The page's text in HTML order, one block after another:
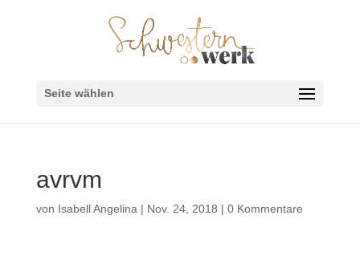
Seite wählen
avrvm
von Isabell Angelina | Nov. 24, 2018 | 0 Kommentare